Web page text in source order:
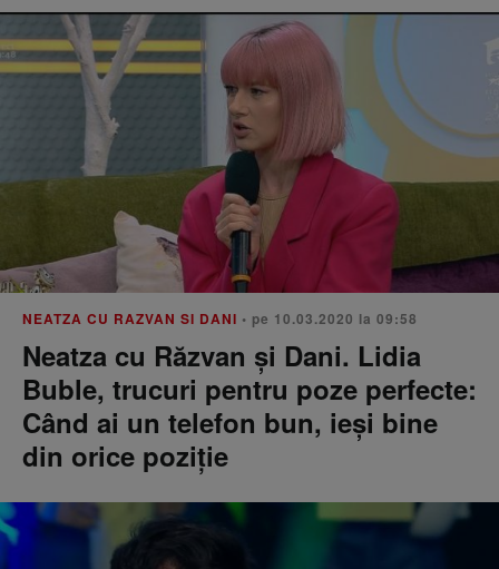
NEATZA CU RAZVAN SI DANI • pe 10.03.2020 la 09:58
Neatza cu Răzvan și Dani. Lidia
Buble, trucuri pentru poze perfecte:
Când ai un telefon bun, ieși bine
din orice poziție